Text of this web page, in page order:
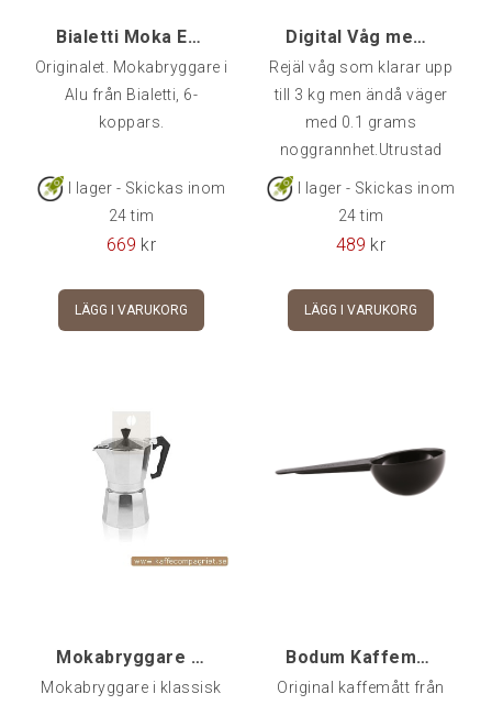
Bialetti Moka Express, 6-kopp
Originalet. Mokabryggare i
Alu från Bialetti, 6-
koppars.
I lager - Skickas inom
24 tim
669 kr
LÄGG I VARUKORG
Digital Våg med timer 0.1 g / 3000 gr
Rejäl våg som klarar upp
till 3 kg men ändå väger
med 0.1 grams
noggrannhet.Utrustad
med timer för exakt
känslig för värme och
stötar.Grön
timern är på)Drivs med 2 x
1.5V AAA batterierMått:
I lager - Skickas inom
24 tim
489 kr
LÄGG I VARUKORG
Mokabryggare Alu, 3-kopp
Mokabryggare i klassisk
Bodum Kaffemått, Original
Original kaffemått från